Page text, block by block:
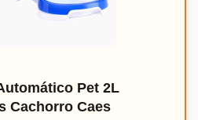
Pet 2L
Cachorro Caes